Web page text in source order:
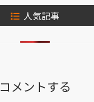
人気記事
コメントする